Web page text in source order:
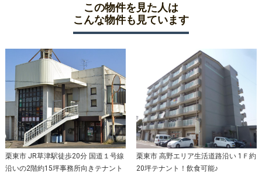
この物件を見た人は
こんな物件も見ています
栗東市 JR草津駅徒歩20分 国道１号線
沿いの2階約15坪事務所向きテナント
栗東市 高野エリア生活道路沿い 1Ｆ約
20坪テナント！飲食可能♪